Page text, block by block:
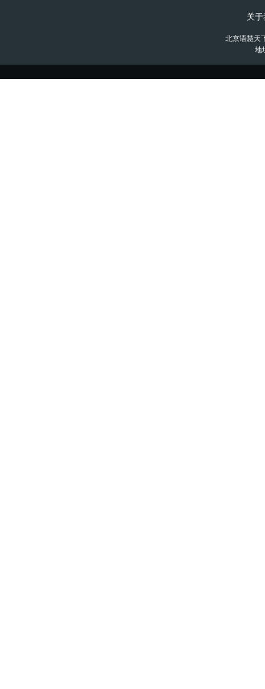
关
北京语慧天
地